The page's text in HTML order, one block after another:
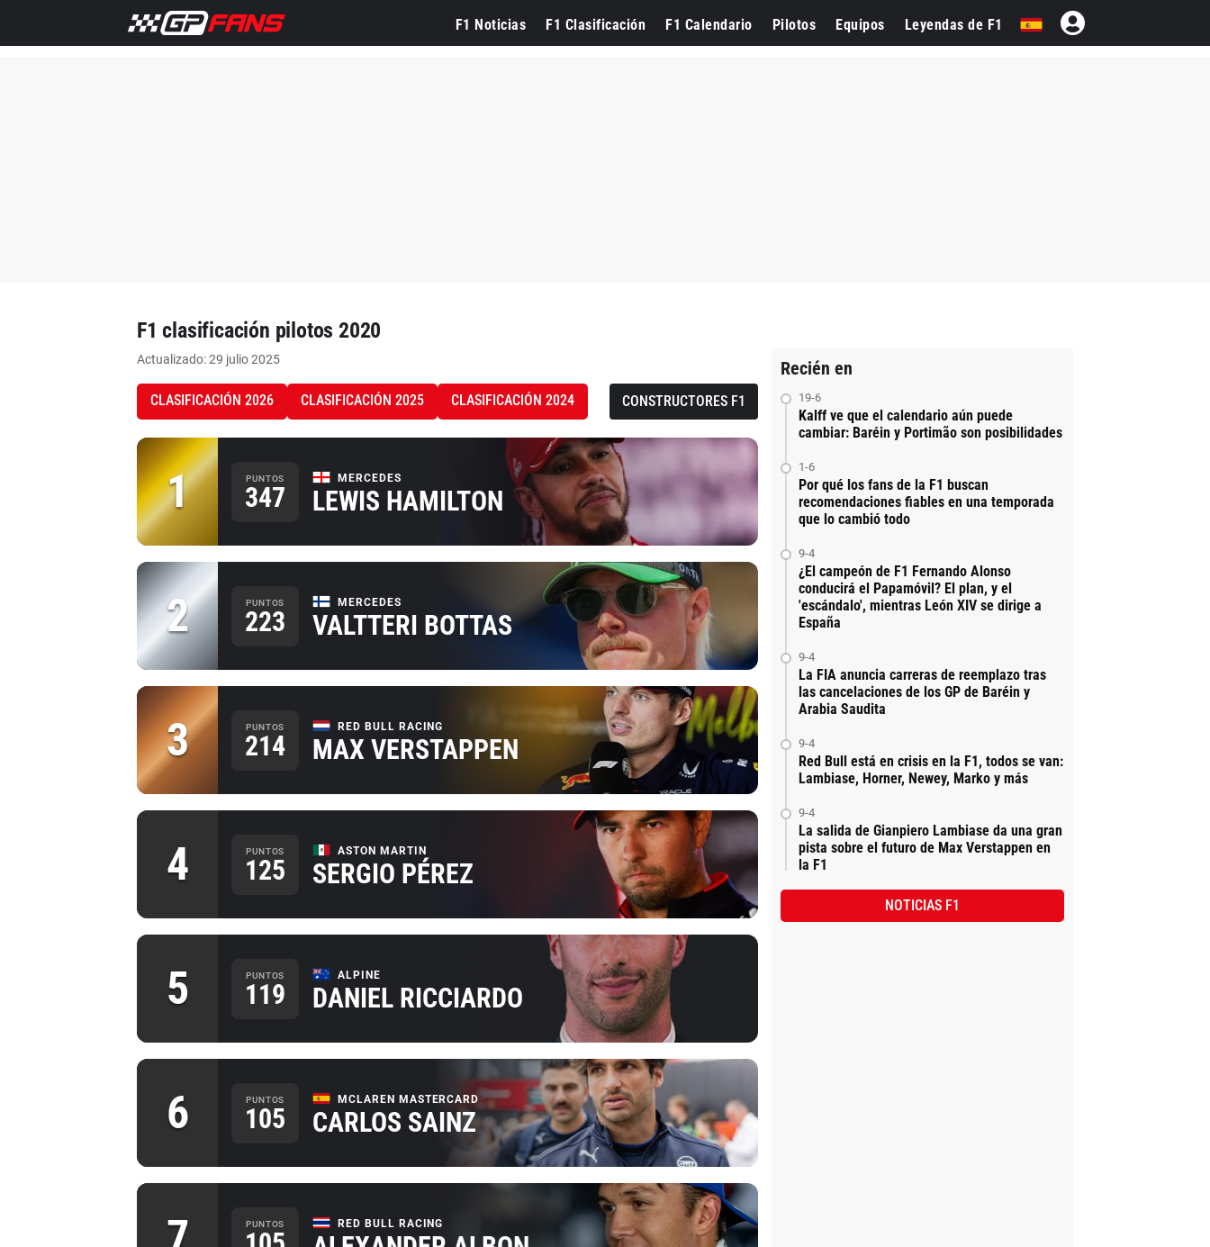
F1 Noticias F1 Clasificación F1 Calendario Pilotos Equipos Leyendas de F1
F1 clasificación pilotos 2020
Actualizado: 29 julio 2025
CLASIFICACIÓN 2026 CLASIFICACIÓN 2025 CLASIFICACIÓN 2024 CONSTRUCTORES F1
1 PUNTOS
347
MERCEDES
LEWIS HAMILTON
2 PUNTOS
223
MERCEDES
VALTTERI BOTTAS
3 PUNTOS
214
RED BULL RACING
MAX VERSTAPPEN
4 PUNTOS
125
ASTON MARTIN
SERGIO PÉREZ
5 PUNTOS
119
ALPINE
DANIEL RICCIARDO
6 PUNTOS
105
MCLAREN MASTERCARD
CARLOS SAINZ
PUNTOS RED BULL RACING
Recién en
19-6
Kalff ve que el calendario aún puede
cambiar: Baréin y Portimão son posibilidades
1-6
Por qué los fans de la F1 buscan
recomendaciones fiables en una temporada
que lo cambió todo
9-4
¿El campeón de F1 Fernando Alonso
conducirá el Papamóvil? El plan, y el
'escándalo', mientras León XIV se dirige a
España
9-4
La FIA anuncia carreras de reemplazo tras
las cancelaciones de los GP de Baréin y
Arabia Saudita
9-4
Red Bull está en crisis en la F1, todos se van:
Lambiase, Horner, Newey, Marko y más
9-4
La salida de Gianpiero Lambiase da una gran
pista sobre el futuro de Max Verstappen en
la F1
NOTICIAS F1